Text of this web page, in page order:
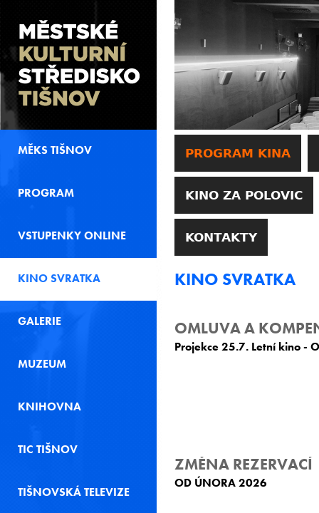
PROGRAM KINA
KINO ZA POLOVIC
KONTAKTY
KINO SVRATKA
OMLUVA A
Projekce 25.7. Letní kino -
ZMĚNA REZERVACÍ
OD ÚNORA 2026
MĚKS TIŠNOV
PROGRAM
VSTUPENKY ONLINE
KINO SVRATKA
GALERIE
MUZEUM
KNIHOVNA
TIC TIŠNOV
TIŠNOVSKÁ TELEVIZE